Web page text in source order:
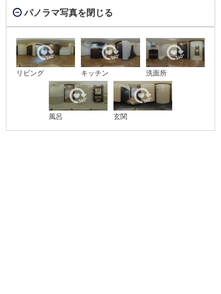
パノラマ写真を閉じる
リビング キッチン 洗面所
風呂 玄関